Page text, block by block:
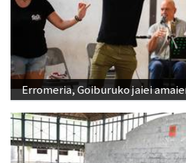
Erromeria, Goiburuko jaiei